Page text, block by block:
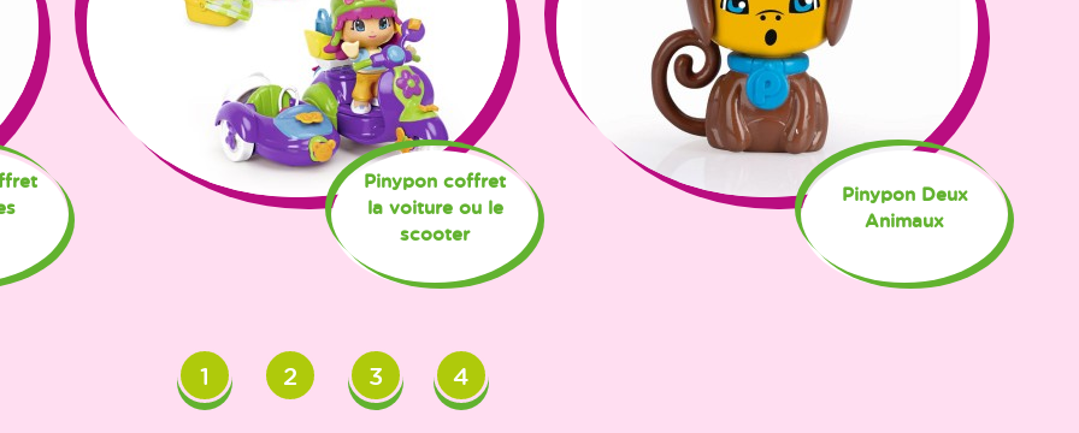
Pinypon coffret
la voiture ou le
scooter
Pinypon Deux
Animaux
1 2 3 4